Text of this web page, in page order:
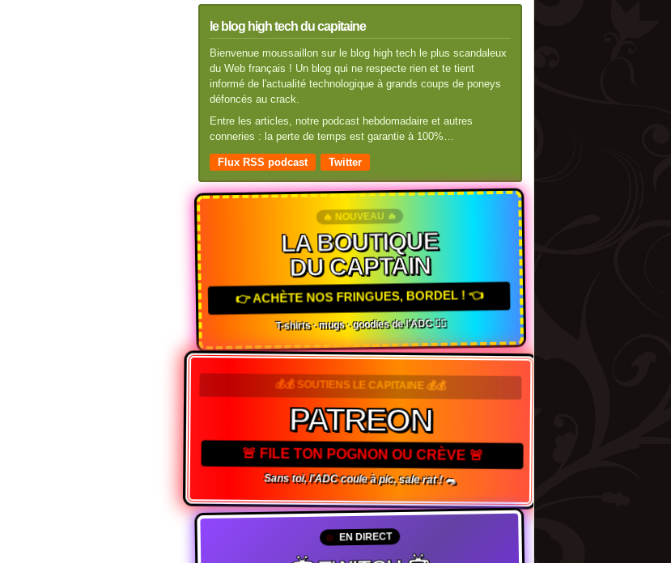
le blog high tech du capitaine
Bienvenue moussaillon sur le blog high tech le plus scandaleux
du Web français ! Un blog qui ne respecte rien et te tient
informé de l'actualité technologique à grands coups de poneys
défoncés au crack.
Entre les articles, notre podcast hebdomadaire et autres
conneries : la perte de temps est garantie à 100%…
Flux RSS podcast Twitter
🔥 NOUVEAU 🔥
LA BOUTIQUE
DU CAPTAIN
👉 ACHÈTE NOS FRINGUES, BORDEL ! 👈
T-shirts · mugs · goodies de l'ADC 🏴‍☠️
💰💰 SOUTIENS LE CAPITAINE 💰💰
PATREON
🚨 FILE TON POGNON OU CRÈVE 🚨
Sans toi, l'ADC coule à pic, sale rat ! 🐀
EN DIRECT